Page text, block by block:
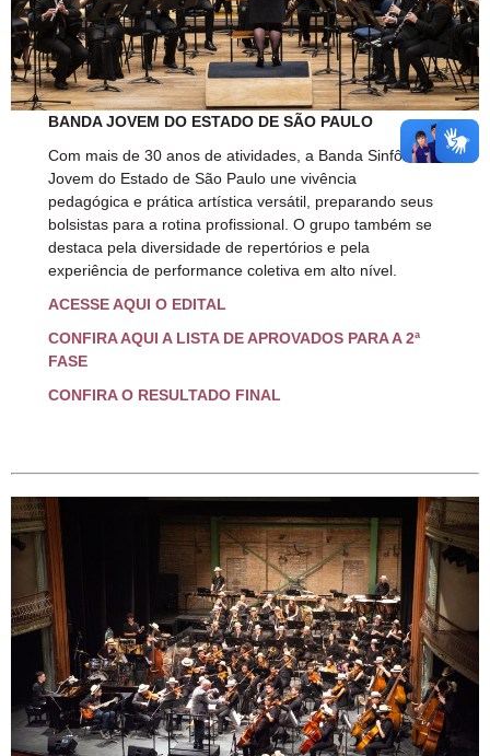
BANDA JOVEM DO ESTADO DE SÃO PAULO
Com mais de 30 anos de atividades, a Banda Sinfônica
Jovem do Estado de São Paulo une vivência
pedagógica e prática artística versátil, preparando seus
bolsistas para a rotina profissional. O grupo também se
destaca pela diversidade de repertórios e pela
experiência de performance coletiva em alto nível.
ACESSE AQUI O EDITAL
CONFIRA AQUI A LISTA DE APROVADOS PARA A 2ª
FASE
CONFIRA O RESULTADO FINAL